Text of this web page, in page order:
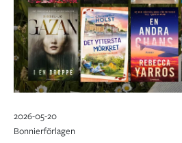
2026-05-20
Bonnierförlagen